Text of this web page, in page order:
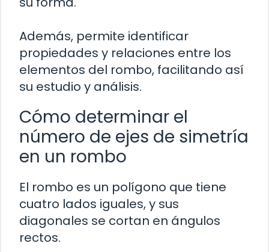
Además, permite identificar
propiedades y relaciones entre los
elementos del rombo, facilitando así
su estudio y análisis.
Cómo determinar el
número de ejes de simetría
en un rombo
El rombo es un polígono que tiene
cuatro lados iguales, y sus
diagonales se cortan en ángulos
rectos.